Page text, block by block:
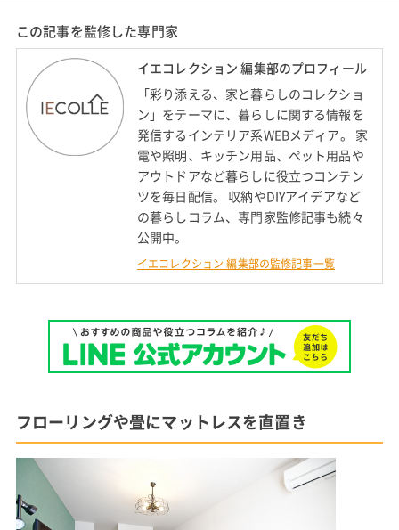
この記事を監修した専門家
イエコレクション 編集部のプロフィール
「彩り添える、家と暮らしのコレクショ
ン」をテーマに、暮らしに関する情報を
発信するインテリア系WEBメディア。 家
電や照明、キッチン用品、ペット用品や
アウトドアなど暮らしに役立つコンテン
ツを毎日配信。 収納やDIYアイデアなど
の暮らしコラム、専門家監修記事も続々
公開中。
イエコレクション 編集部の監修記事一覧
フローリングや畳にマットレスを直置き